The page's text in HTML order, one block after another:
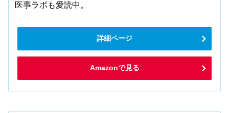
医事ラボも愛読中。
詳細ページ
Amazonで見る